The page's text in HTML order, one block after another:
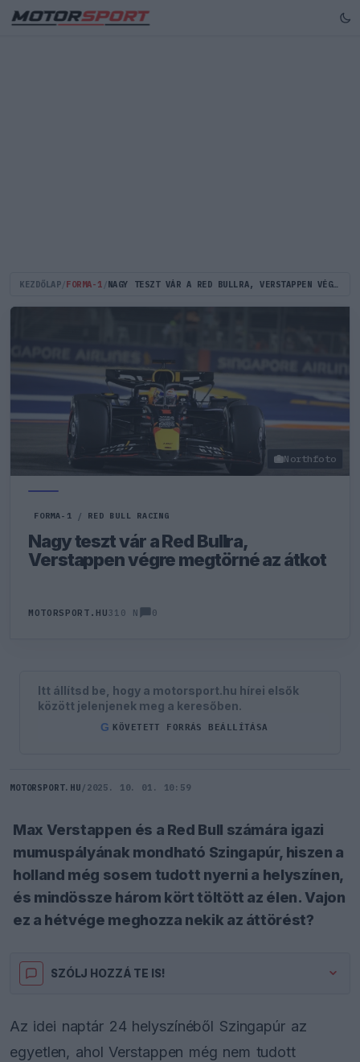
KEZDŐLAP FORMA-1 NAGY TESZT VÁR A RED BULLRA, VERSTAPPEN VÉGRE MEGTÖRNÉ AZ ÁTKOT
Northfoto
FORMA-1 / RED BULL RACING
Nagy teszt vár a Red Bullra,
Verstappen végre megtörné az átkot
MOTORSPORT.HU310 N 0
Itt állítsd be, hogy a motorsport.hu hírei elsők
között jelenjenek meg a keresőben.
G KÖVETETT FORRÁS BEÁLLÍTÁSA
MOTORSPORT.HU / 2025. 10. 01. 10:59
Max Verstappen és a Red Bull számára igazi
mumuspályának mondható Szingapúr, hiszen a
holland még sosem tudott nyerni a helyszínen,
és mindössze három kört töltött az élen. Vajon
ez a hétvége meghozza nekik az áttörést?
SZÓLJ HOZZÁ TE IS!
Az idei naptár 24 helyszínéből Szingapúr az
egyetlen, ahol Verstappen még nem tudott